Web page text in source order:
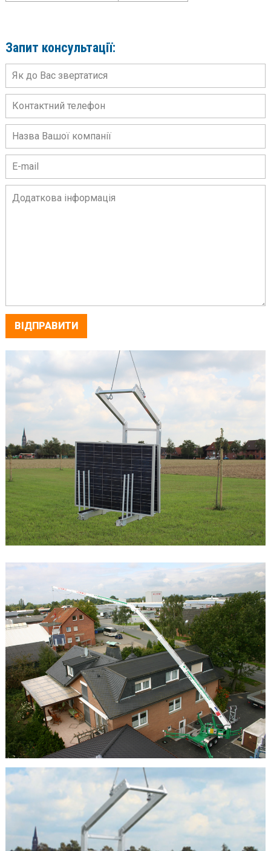
Запит консультації:
ВІДПРАВИТИ